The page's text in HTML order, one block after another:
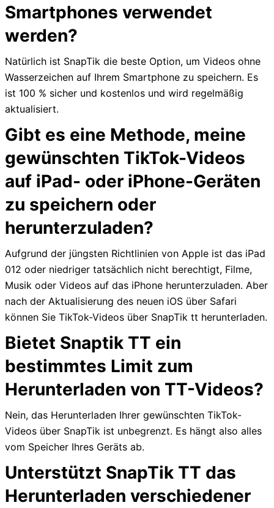
Smartphones verwendet
werden?
Natürlich ist SnapTik die beste Option, um Videos ohne
Wasserzeichen auf Ihrem Smartphone zu speichern. Es
ist 100 % sicher und kostenlos und wird regelmäßig
aktualisiert.
Gibt es eine Methode, meine
gewünschten TikTok-Videos
auf iPad- oder iPhone-Geräten
zu speichern oder
herunterzuladen?
Aufgrund der jüngsten Richtlinien von Apple ist das iPad
012 oder niedriger tatsächlich nicht berechtigt, Filme,
Musik oder Videos auf das iPhone herunterzuladen. Aber
nach der Aktualisierung des neuen iOS über Safari
können Sie TikTok-Videos über SnapTik tt herunterladen.
Bietet Snaptik TT ein
bestimmtes Limit zum
Herunterladen von TT-Videos?
Nein, das Herunterladen Ihrer gewünschten TikTok-
Videos über SnapTik ist unbegrenzt. Es hängt also alles
vom Speicher Ihres Geräts ab.
Unterstützt SnapTik TT das
Herunterladen verschiedener